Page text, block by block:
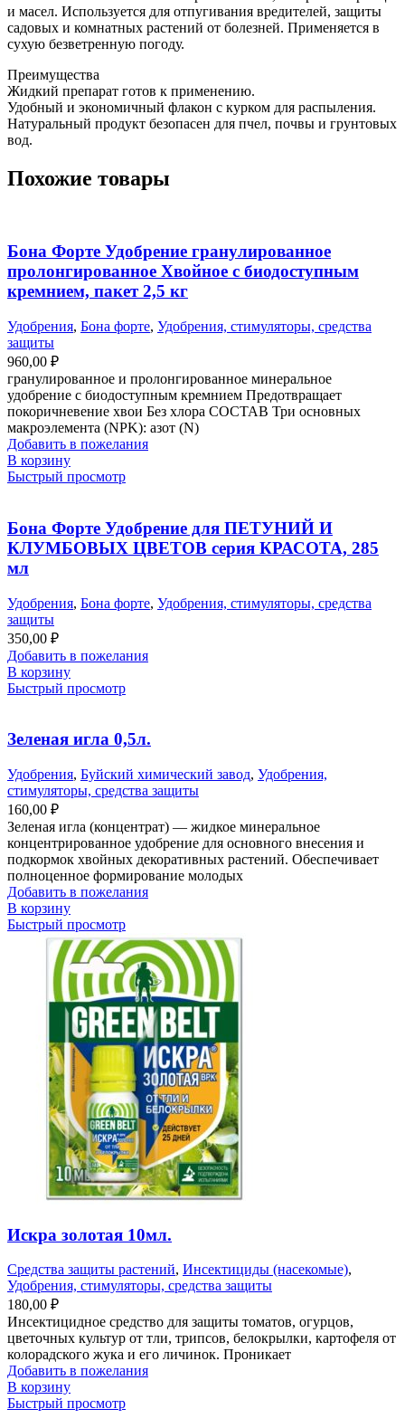
и масел. Используется для отпугивания вредителей, защиты
садовых и комнатных растений от болезней. Применяется в
сухую безветренную погоду.
Преимущества
Жидкий препарат готов к применению.
Удобный и экономичный флакон с курком для распыления.
Натуральный продукт безопасен для пчел, почвы и грунтовых
вод.
Похожие товары
Бона Форте Удобрение гранулированное
пролонгированное Хвойное с биодоступным
кремнием, пакет 2,5 кг
Удобрения, Бона форте, Удобрения, стимуляторы, средства
защиты
960,00 ₽
гранулированное и пролонгированное минеральное
удобрение с биодоступным кремнием Предотвращает
покоричневение хвои Без хлора СОСТАВ Три основных
макроэлемента (NPK): азот (N)
Добавить в пожелания
В корзину
Быстрый просмотр
Бона Форте Удобрение для ПЕТУНИЙ И
КЛУМБОВЫХ ЦВЕТОВ серия КРАСОТА, 285
мл
Удобрения, Бона форте, Удобрения, стимуляторы, средства
защиты
350,00 ₽
Добавить в пожелания
В корзину
Быстрый просмотр
Зеленая игла 0,5л.
Удобрения, Буйский химический завод, Удобрения,
стимуляторы, средства защиты
160,00 ₽
Зеленая игла (концентрат) — жидкое минеральное
концентрированное удобрение для основного внесения и
подкормок хвойных декоративных растений. Обеспечивает
полноценное формирование молодых
Добавить в пожелания
В корзину
Быстрый просмотр
Искра золотая 10мл.
Средства защиты растений, Инсектициды (насекомые),
Удобрения, стимуляторы, средства защиты
180,00 ₽
Инсектицидное средство для защиты томатов, огурцов,
цветочных культур от тли, трипсов, белокрылки, картофеля от
колорадского жука и его личинок. Проникает
Добавить в пожелания
В корзину
Быстрый просмотр